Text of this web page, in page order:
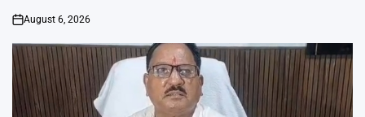
on
August 6, 2026